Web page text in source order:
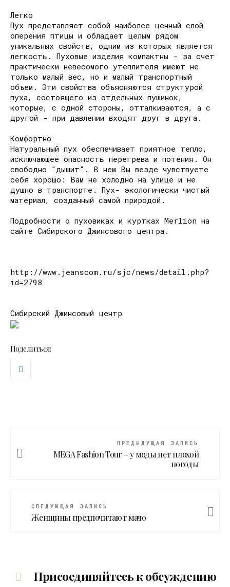
Легко
Пух представляет собой наиболее ценный слой
оперения птицы и обладает целым рядом
уникальных свойств, одним из которых является
легкость. Пуховые изделия компактны - за счет
практически невесомого утеплителя имеют не
только малый вес, но и малый транспортный
объем. Эти свойства объясняются структурой
пуха, состоящего из отдельных пушинок,
которые, с одной стороны, отталкиваются, а с
другой - при давлении входят друг в друга.
Комфортно
Натуральный пух обеспечивает приятное тепло,
исключающее опасность перегрева и потения. Он
свободно "дышит". В нем Вы везде чувствуете
себя хорошо: Вам не холодно на улице и не
душно в транспорте. Пух- экологически чистый
материал, созданный самой природой.
Подробности о пуховиках и куртках Merlion на
сайте Сибирского Джинсового центра.
http://www.jeanscom.ru/sjc/news/detail.php?
id=2798
Сибирский Джинсовый центр
Поделиться:
ПРЕДЫДУЩАЯ ЗАПИСЬ
MEGA Fashion Tour – у моды нет плохой
погоды
СЛЕДУЮЩАЯ ЗАПИСЬ
Женщины предпочитают мачо
Присоединяйтесь к обсуждению